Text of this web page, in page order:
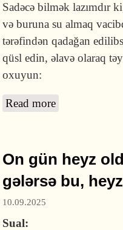
Sadəcə bilmək lazımdır
və buruna su almaq
tərəfindən qadağan
qüsl edin, əlavə olaraq
oxuyun:
Read more
On gün heyz
gələrsə bu, heyz
10.09.2025
Sual: